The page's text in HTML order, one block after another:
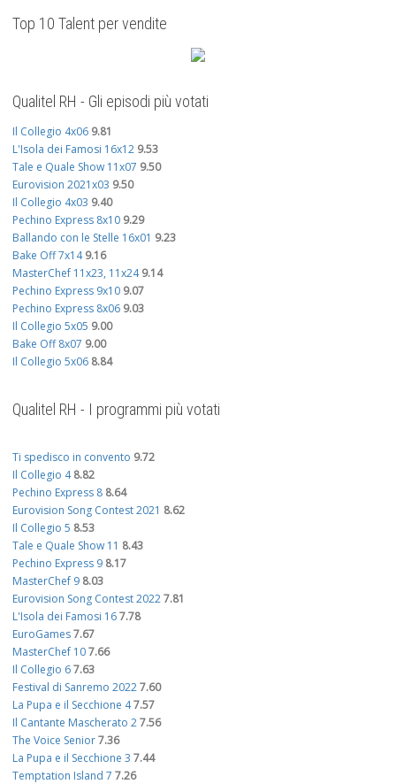
Top 10 Talent per vendite
Qualitel RH - Gli episodi più votati
Il Collegio 4x06 9.81
L'Isola dei Famosi 16x12 9.53
Tale e Quale Show 11x07 9.50
Eurovision 2021x03 9.50
Il Collegio 4x03 9.40
Pechino Express 8x10 9.29
Ballando con le Stelle 16x01 9.23
Bake Off 7x14 9.16
MasterChef 11x23, 11x24 9.14
Pechino Express 9x10 9.07
Pechino Express 8x06 9.03
Il Collegio 5x05 9.00
Bake Off 8x07 9.00
Il Collegio 5x06 8.84
Qualitel RH - I programmi più votati
Ti spedisco in convento 9.72
Il Collegio 4 8.82
Pechino Express 8 8.64
Eurovision Song Contest 2021 8.62
Il Collegio 5 8.53
Tale e Quale Show 11 8.43
Pechino Express 9 8.17
MasterChef 9 8.03
Eurovision Song Contest 20227.81
L'Isola dei Famosi 167.78
EuroGames7.67
MasterChef 107.66
Il Collegio 67.63
Festival di Sanremo 20227.60
La Pupa e il Secchione 47.57
Il Cantante Mascherato 27.56
The Voice Senior7.36
La Pupa e il Secchione 3 7.44
Temptation Island 7 7.26